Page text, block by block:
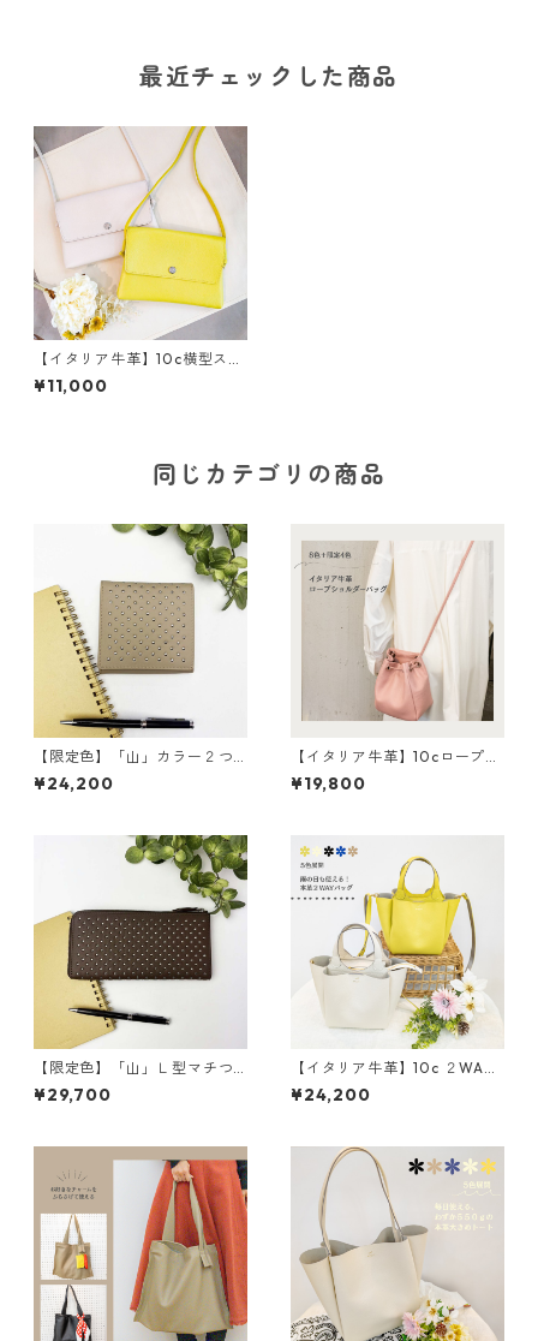
最近チェックした商品
【イタリア牛革】10c横型スマ
ホショルダーポーチ 本革
スマホショルダー ショルダ
¥11,000
同じカテゴリの商品
【限定色】「山」カラー２つ
折り財布 <4色展開> 本革
牛革 レザーウォレット 革
¥24,200
【イタリア牛革】10cロープシ
ョルダー〈8色展開＋限定4
色〉 イタリア牛革 軽い
¥19,800
【限定色】「山」Ｌ型マチつ
き長財布<４色展開> 本革
レザーウォレット 革小物
¥29,700
【イタリア牛革】10c ２WAY
３部屋ショルダートートバッ
グ〈5色展開〉 イタリアンレ
¥24,200